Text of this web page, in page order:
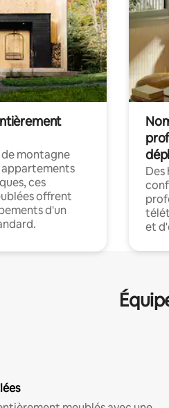
de montagne
appartements
ces
offrent
d'un
Des
et